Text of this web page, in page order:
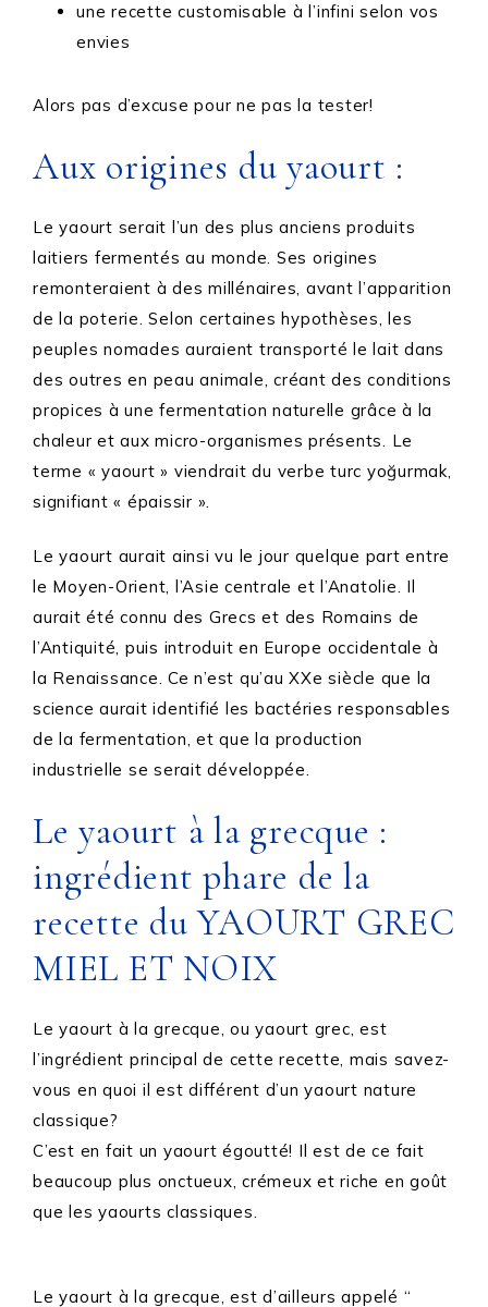
une recette customisable à l’infini selon vos
envies
Alors pas d’excuse pour ne pas la tester!
Aux origines du yaourt :
Le yaourt serait l’un des plus anciens produits
laitiers fermentés au monde. Ses origines
remonteraient à des millénaires, avant l’apparition
de la poterie. Selon certaines hypothèses, les
peuples nomades auraient transporté le lait dans
des outres en peau animale, créant des conditions
propices à une fermentation naturelle grâce à la
chaleur et aux micro-organismes présents. Le
terme « yaourt » viendrait du verbe turc yoğurmak,
signifiant « épaissir ».
Le yaourt aurait ainsi vu le jour quelque part entre
le Moyen-Orient, l’Asie centrale et l’Anatolie. Il
aurait été connu des Grecs et des Romains de
l’Antiquité, puis introduit en Europe occidentale à
la Renaissance. Ce n’est qu’au XXe siècle que la
science aurait identifié les bactéries responsables
de la fermentation, et que la production
industrielle se serait développée.
Le yaourt à la grecque :
ingrédient phare de la
recette du YAOURT GREC
MIEL ET NOIX
Le yaourt à la grecque, ou yaourt grec, est
l’ingrédient principal de cette recette, mais savez-
vous en quoi il est différent d’un yaourt nature
classique?
C’est en fait un yaourt égoutté! Il est de ce fait
beaucoup plus onctueux, crémeux et riche en goût
que les yaourts classiques.
Le yaourt à la grecque, est d’ailleurs appelé “